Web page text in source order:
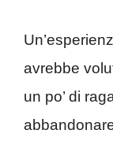
avrebbe
un po’ di